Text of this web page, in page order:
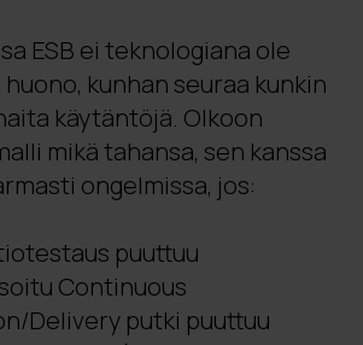
ESB ei teknologiana ole
kunhan seuraa kunkin
käytäntöjä. Olkoon
mikä tahansa, sen kanssa
ongelmissa, jos:
puuttuu
Continuous
Delivery putki puuttuu